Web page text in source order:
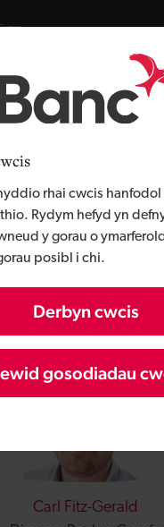
rhai cwcis
Rydym hefyd yn
y gorau o
posibl i chi.
Derbyn cwcis
gosodiadau
18 o
i gyd yn
Carl Fitz-Gerald